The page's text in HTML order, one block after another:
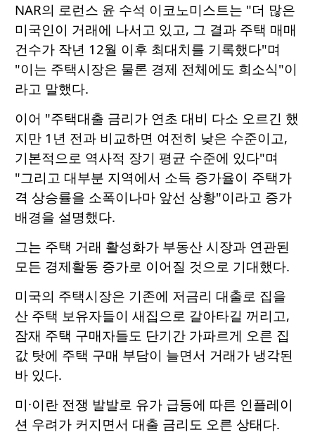
NAR의 로런스 윤 수석 이코노미스트는 "더 많은
미국인이 거래에 나서고 있고, 그 결과 주택 매매
건수가 작년 12월 이후 최대치를 기록했다"며
"이는 주택시장은 물론 경제 전체에도 희소식"이
라고 말했다.
이어 "주택대출 금리가 연초 대비 다소 오르긴 했
지만 1년 전과 비교하면 여전히 낮은 수준이고,
기본적으로 역사적 장기 평균 수준에 있다"며
"그리고 대부분 지역에서 소득 증가율이 주택가
격 상승률을 소폭이나마 앞선 상황"이라고 증가
배경을 설명했다.
그는 주택 거래 활성화가 부동산 시장과 연관된
모든 경제활동 증가로 이어질 것으로 기대했다.
미국의 주택시장은 기존에 저금리 대출로 집을
산 주택 보유자들이 새집으로 갈아타길 꺼리고,
잠재 주택 구매자들도 단기간 가파르게 오른 집
값 탓에 주택 구매 부담이 늘면서 거래가 냉각된
바 있다.
미·이란 전쟁 발발로 유가 급등에 따른 인플레이
션 우려가 커지면서 대출 금리도 오른 상태다.